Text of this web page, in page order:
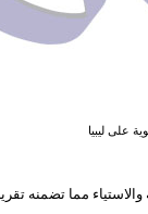
على ليبيا
مما تضمنه